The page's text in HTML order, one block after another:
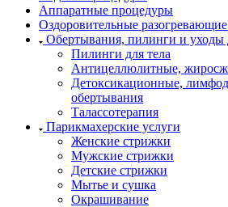
Аппаратные процедуры
Оздоровительные
Обертывания, пилинги и уходы
Пилинги для тела
Антицеллюлитные,
Детоксикационные,
обертывания
Талассотерапия
Парикмахерские услуги
Женские стрижки
Мужские стрижки
Детские стрижки
Мытье и сушка
Окрашивание